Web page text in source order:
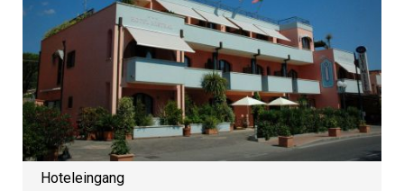
Hoteleingang